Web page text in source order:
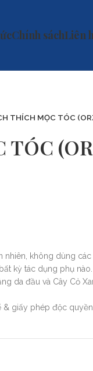
Chính sáchLiên
THÍCH MỌC TÓC
nhiên, không dùng
kỳ tác dụng phụ
da đầu và Cây Cỏ
& giấy phép độc